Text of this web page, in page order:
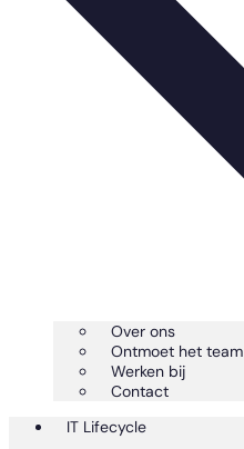
Over ons
Ontmoet het team
Werken bij
Contact
IT Lifecycle